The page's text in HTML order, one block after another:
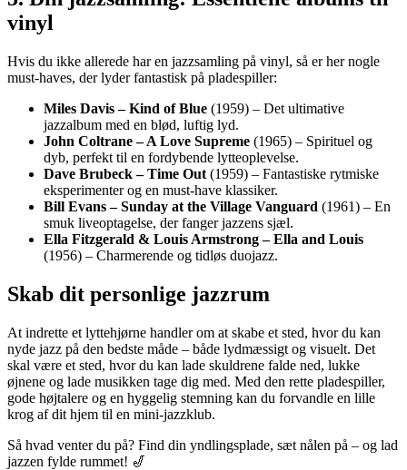
vinyl
Hvis du ikke allerede har en jazzsamling på vinyl, så er her nogle
must-haves, der lyder fantastisk på pladespiller:
Miles Davis – Kind of Blue (1959) – Det ultimative
jazzalbum med en blød, luftig lyd.
John Coltrane – A Love Supreme (1965) – Spirituel og
dyb, perfekt til en fordybende lytteoplevelse.
Dave Brubeck – Time Out (1959) – Fantastiske rytmiske
eksperimenter og en must-have klassiker.
Bill Evans – Sunday at the Village Vanguard (1961) – En
smuk liveoptagelse, der fanger jazzens sjæl.
Ella Fitzgerald & Louis Armstrong – Ella and Louis
(1956) – Charmerende og tidløs duojazz.
Skab dit personlige jazzrum
At indrette et lyttehjørne handler om at skabe et sted, hvor du kan
nyde jazz på den bedste måde – både lydmæssigt og visuelt. Det
skal være et sted, hvor du kan lade skuldrene falde ned, lukke
øjnene og lade musikken tage dig med. Med den rette pladespiller,
gode højtalere og en hyggelig stemning kan du forvandle en lille
krog af dit hjem til en mini-jazzklub.
Så hvad venter du på? Find din yndlingsplade, sæt nålen på – og lad
jazzen fylde rummet! 🎷